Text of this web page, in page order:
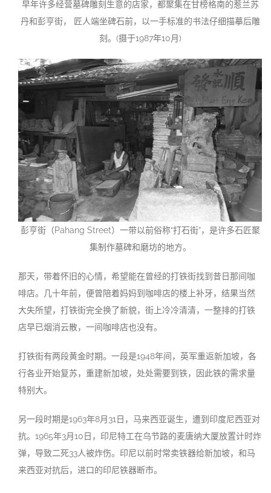
早年许多经营墓碑雕刻生意的店家，都聚集在甘榜格南的惹兰苏
丹和彭亨街， 匠人端坐碑石前，以一手标准的书法仔细描摹后雕
刻。(摄于1987年10月)
彭亨街（Pahang Street）一带以前俗称“打石街”，是许多石匠聚
集制作墓碑和磨坊的地方。
那天，带着怀旧的心情，希望能在曾经的打铁街找到昔日那间咖
啡店。几十年前，便曾陪着妈妈到咖啡店的楼上补牙，结果当然
大失所望，打铁街完全换了新貌，街上冷冷清清，一整排的打铁
店早已烟消云散，一间咖啡店也没有。
打铁街有两段黄金时期。一段是1948年间，英军重返新加坡，各
行各业开始复苏，重建新加坡，处处需要到铁，因此铁的需求量
特别大。
另一段时期是1963年8月31日，马来西亚诞生，遭到印度尼西亚对
抗。1965年3月10日，印尼特工在乌节路的麦唐纳大厦放置计时炸
弹，导致二死33人被炸伤。印尼以前时常卖铁器给新加坡，和马
来西亚对抗后，进口的印尼铁器断市。